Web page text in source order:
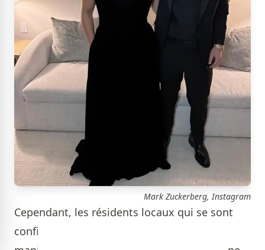
Mark Zuckerberg, Instagram
Cependant, les résidents locaux qui se sont
confiés au Times — dont beaucoup de